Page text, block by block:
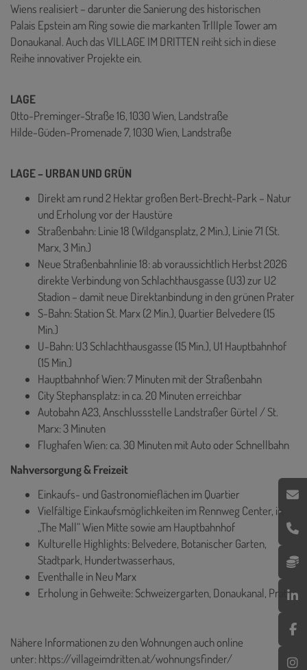
Wiens realisiert – darunter die Sanierung des historischen
Palais Epstein am Ring sowie die markanten TrIIIple Tower am
Donaukanal. Auch das VILLAGE IM DRITTEN reiht sich in diese
Reihe innovativer Projekte ein.
LAGE
Otto-Preminger-Straße 16, 1030 Wien, Landstraße
Hilde-Güden-Promenade 7, 1030 Wien, Landstraße
LAGE – URBAN UND GRÜN
Direkt am rund 2 Hektar großen Bert-Brecht-Park – Natur
und Erholung vor der Haustüre
Straßenbahn: Linie 18 (Wildgansplatz, 2 Min.), Linie 71 (St.
Marx, 3 Min.)
Neue Straßenbahnlinie 18: ab voraussichtlich Herbst 2026
direkte Verbindung von Schlachthausgasse (U3) zur U2
Stadion – damit neue Direktanbindung in den grünen Prater
S-Bahn: Station St. Marx (2 Min.), Quartier Belvedere (15
Min.)
U-Bahn: U3 Schlachthausgasse (15 Min.), U1 Hauptbahnhof
(15 Min.)
Hauptbahnhof Wien: 7 Minuten mit der Straßenbahn
City Stephansplatz: in ca. 20 Minuten erreichbar
Autobahn A23, Anschlussstelle Landstraßer Gürtel / St.
Marx: 3 Minuten
Flughafen Wien: ca. 30 Minuten mit Auto oder Schnellbahn
Nahversorgung & Freizeit
Einkaufs- und Gastronomieflächen im Quartier
Vielfältige Einkaufsmöglichkeiten im Rennweg Center, in
„The Mall“ Wien Mitte sowie am Hauptbahnhof
Kulturelle Highlights: Belvedere, Botanischer Garten,
Stadtpark, Hundertwasserhaus,
Eventhalle in Neu Marx
Erholung in Gehweite: Schweizergarten, Donaukanal, Prater
Nähere Informationen zu den Wohnungen auch online
unter:https://villageimdritten.at/wohnungsfinder/